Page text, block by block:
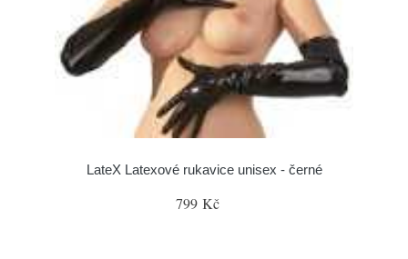
LateX Latexové rukavice unisex - černé
799 Kč